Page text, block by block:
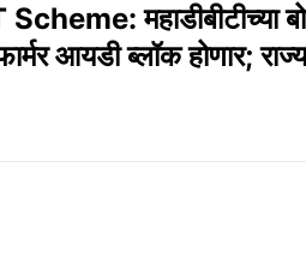
महाडीबीटीच्या
आयडी ब्लॉक होणार;